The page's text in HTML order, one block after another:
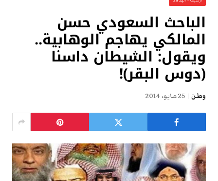
الباحث السعودي حسن
المالكي يهاجم الوهابية..
ويقول: الشيطان داسنا
(دوس البقر)!
وطن 25 مايو، 2014